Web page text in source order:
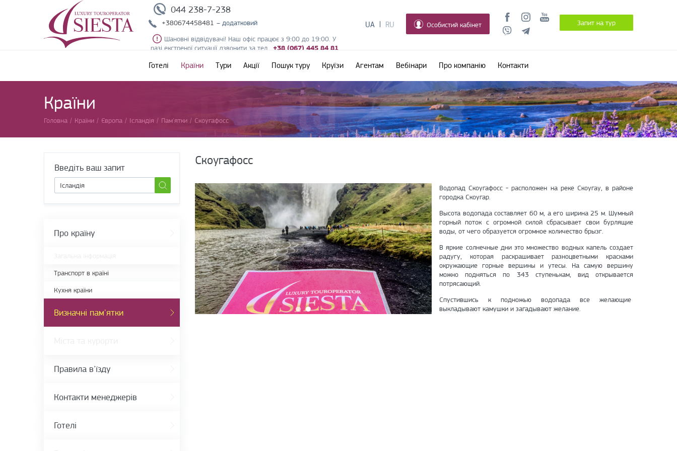
044 238-7-238
+380674458481 – додатковий
Шановні відвідувачі! Наш офіс працює з 9:00 до 19:00. У
разі екстреної ситуації дзвонити за тел. +38 (067) 445 84 81
UA RU Особистий кабінет Запит на тур
Готелі Країни Тури Акції Пошук туру Круїзи Агентам Вебінари Про компанію Контакти
Країни
Головна / Країни / Європа / Ісландія / Пам'ятки / Скоугафосс
Введіть ваш запит
Про країну
Транспорт в країні
Кухня країни
Визначні пам'ятки
Правила в'їзду
Контакти менеджерів
Готелі
Скоугафосс
Водопад Скоугафосс - расположен на реке Скоугау, в районе
городка Скоугар.
Высота водопада составляет 60 м, а его ширина 25 м. Шумный
горный поток с огромной силой сбрасывает свои бурлящие
воды, от чего образуется огромное количество брызг.
В яркие солнечные дни это множество водных капель создает
радугу, которая раскрашивает разноцветными красками
окружающие горные вершины и утесы. На самую вершину
можно подняться по 343 ступенькам, вид открывается
потрясающий.
Спустившись к подножью водопада все желающие
выкладывают камушки и загадывают желание.